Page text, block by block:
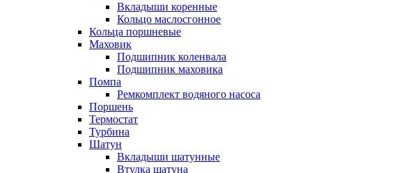
Вкладыши коренные
Кольцо маслосгонное
Кольца поршневые
Маховик
Подшипник коленвала
Подшипник маховика
Помпа
Ремкомплект водяного насоса
Поршень
Термостат
Турбина
Шатун
Вкладыши шатунные
Втулка шатуна